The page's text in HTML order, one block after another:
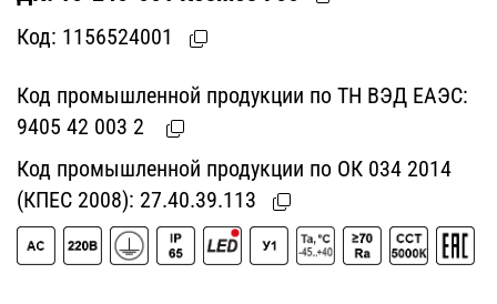
Код: 1156524001
Код промышленной продукции по ТН ВЭД ЕАЭС:
9405 42 003 2
Код промышленной продукции по ОК 034 2014
(КПЕС 2008): 27.40.39.113